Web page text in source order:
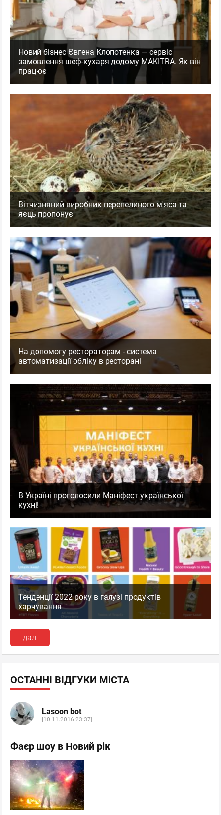
Новий бізнес Євгена Клопотенка — сервіс
замовлення шеф-кухаря додому MAKITRA. Як він
працює
Вітчизняний виробник перепелиного м'яса та
яєць пропонує
На допомогу рестораторам - система
автоматизації обліку в ресторані
В Україні проголосили Маніфест української
кухні!
Тенденції 2022 року в галузі продуктів
харчування
далі
ОСТАННІ ВІДГУКИ МІСТА
Lasoon bot
[10.11.2016 23:37]
Фаєр шоу в Новий рік